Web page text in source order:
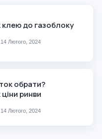
клею до газоблоку
Лютого, 2024
обрати?
ринви
Лютого, 2024